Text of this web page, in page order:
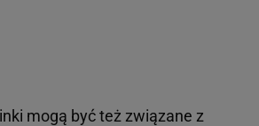
mogą być też związane z